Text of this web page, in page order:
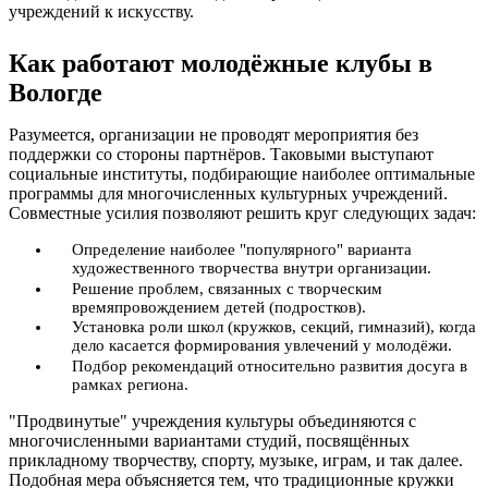
учреждений к искусству.
Как работают молодёжные клубы в
Вологде
Разумеется, организации не проводят мероприятия без
поддержки со стороны партнёров. Таковыми выступают
социальные институты, подбирающие наиболее оптимальные
программы для многочисленных культурных учреждений.
Совместные усилия позволяют решить круг следующих задач:
Определение наиболее "популярного" варианта
художественного творчества внутри организации.
Решение проблем, связанных с творческим
времяпровождением детей (подростков).
Установка роли школ (кружков, секций, гимназий), когда
дело касается формирования увлечений у молодёжи.
Подбор рекомендаций относительно развития досуга в
рамках региона.
"Продвинутые" учреждения культуры объединяются с
многочисленными вариантами студий, посвящённых
прикладному творчеству, спорту, музыке, играм, и так далее.
Подобная мера объясняется тем, что традиционные кружки